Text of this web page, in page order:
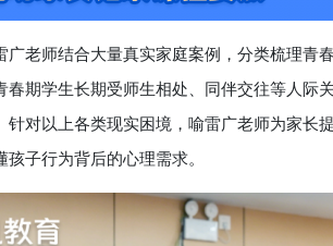
师结合大量真实家庭案例，分类梳理青
春期学生长期受师生相处、同伴交往等人际
针对以上各类现实困境，喻雷广老师为家长
子行为背后的心理需求。